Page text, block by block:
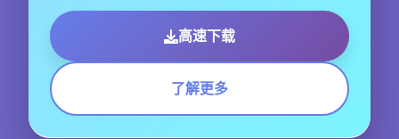
高速下载
了解更多